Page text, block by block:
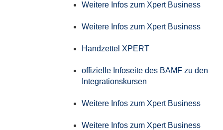
Weitere Infos zum Xpert Business
Weitere Infos zum Xpert Business
Handzettel XPERT
offizielle Infoseite des BAMF zu den
Integrationskursen
Weitere Infos zum Xpert Business
Weitere Infos zum Xpert Business